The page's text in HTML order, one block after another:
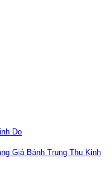
Do
Giá Bánh Trung Thu Kinh